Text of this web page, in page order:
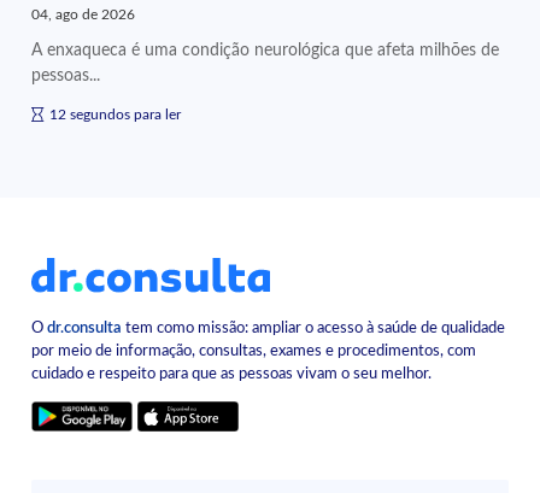
04, ago de 2026
A enxaqueca é uma condição neurológica que afeta milhões de
pessoas...
12 segundos para ler
Odr.consulta tem como missão: ampliar o acesso à saúde de qualidade
por meio de informação, consultas, exames e procedimentos, com
cuidado e respeito para que as pessoas vivam o seu melhor.